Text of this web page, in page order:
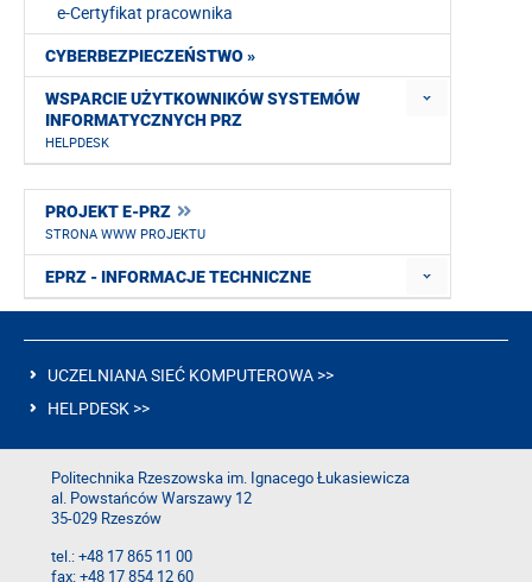
e-Certyfikat pracownika
CYBERBEZPIECZEŃSTWO »
WSPARCIE UŻYTKOWNIKÓW SYSTEMÓW
INFORMATYCZNYCH PRZ
HELPDESK
PROJEKT E-PRZ
STRONA WWW PROJEKTU
EPRZ - INFORMACJE TECHNICZNE
UCZELNIANA SIEĆ KOMPUTEROWA >>
HELPDESK >>
Politechnika Rzeszowska im. Ignacego Łukasiewicza
al. Powstańców Warszawy 12
35-029 Rzeszów
tel.: +48 17 865 11 00
fax: +48 17 854 12 60